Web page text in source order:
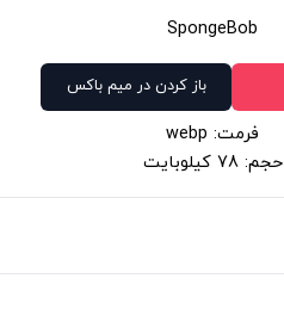
SpongeBob
باز کردن در میم باکس
فرمت: webp
حجم: 78 کیلوبایت